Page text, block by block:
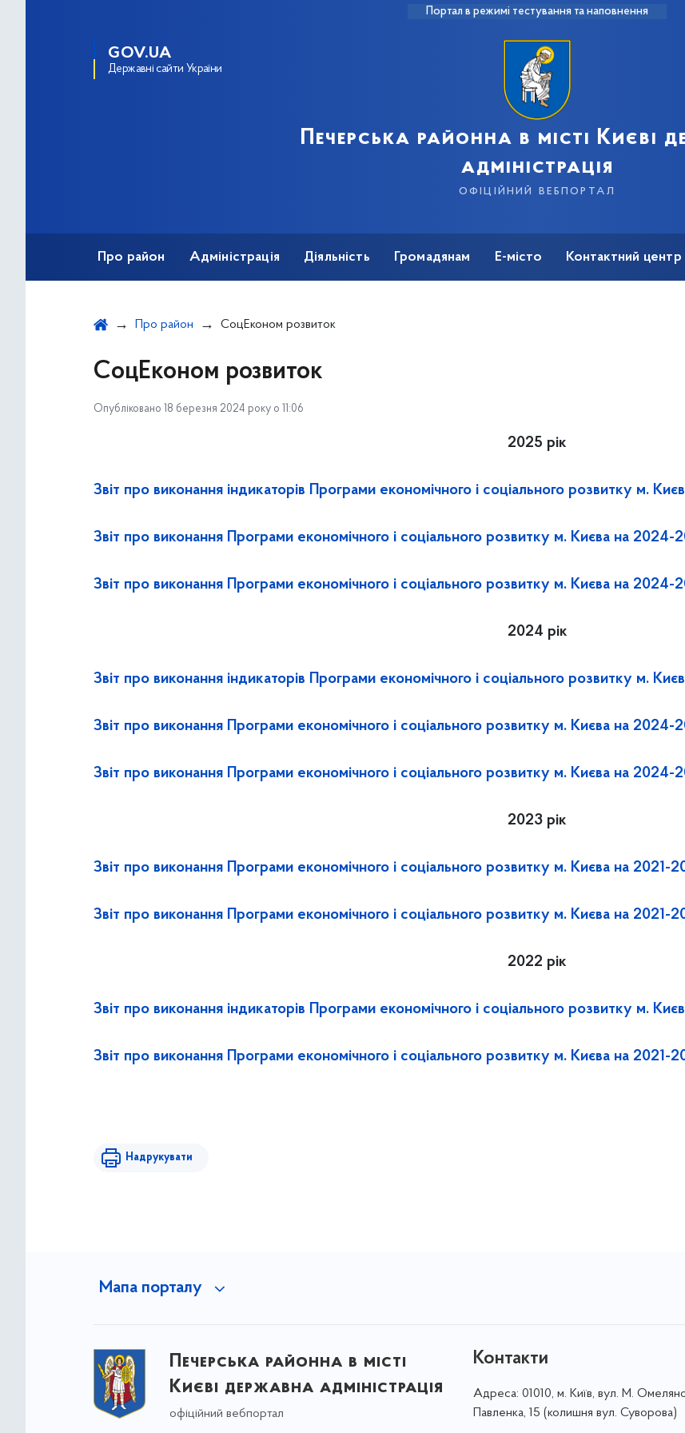
Портал в режимі тестування та наповнення
GOV.UA
Державні сайти України
Печерська районна в місті Києві
адміністрація
офіційний вебпортал
Про район Адміністрація Діяльність Громадянам Е-місто Контактний центр
Про район СоцЕконом розвиток
СоцЕконом розвиток
Опубліковано 18 березня 2024 року о 11:06
2025 рік
Звіт про виконання індикаторів Програми економічного і соціального розвитку м.
Звіт про виконання Програми економічного і соціального розвитку м. Києва на
Звіт про виконання Програми економічного і соціального розвитку м. Києва на
2024 рік
Звіт про виконання індикаторів Програми економічного і соціального розвитку м.
Звіт про виконання Програми економічного і соціального розвитку м. Києва на
Звіт про виконання Програми економічного і соціального розвитку м. Києва на
2023 рік
Звіт про виконання Програми економічного і соціального розвитку м. Києва на 2021-
Звіт про виконання Програми економічного і соціального розвитку м. Києва на
2022 рік
Звіт про виконання індикаторів Програми економічного і соціального розвитку м.
Звіт про виконання Програми економічного і соціального розвитку м. Києва на 2021-
Надрукувати
Мапа порталу
Печерська районна в місті
Києві державна адміністрація
офіційний вебпортал
Контакти
Адреса: 01010, м. Київ, вул. М.
Павленка, 15 (колишня вул. Суворова)